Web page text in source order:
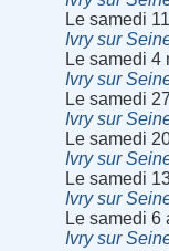
Le samedi
Ivry sur
Le samedi 4
Ivry sur
Le samedi
Ivry sur
Le samedi
Ivry sur
Le samedi
Ivry sur
Le samedi 6
Ivry sur